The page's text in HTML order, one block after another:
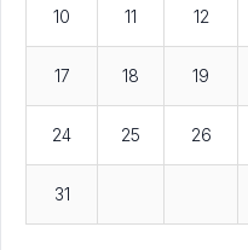
10 11 12
17 18 19
24 25 26
31